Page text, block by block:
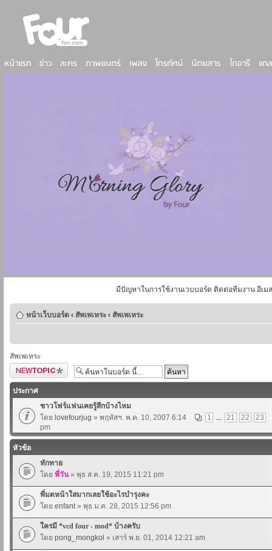
มีปัญหาในการใช้งานเวบบอร์ด ติดต่อทีมงาน อีเม
หน้าเว็บบอร์ด ‹ สัพเพเหระ ‹ สัพเพเหระ
สัพเพเหระ
ตั้งกระทู้ใหม่
ประกาศ
ชาวโฟร์แฟนเคยรู้สึกบ้างไหม
1
... 21 22 23
โดย lovefourjug » พฤหัสฯ. พ.ค. 10, 2007 6:14
pm
หัวข้อ
ทักทาย
โดย พี่วัน» พุธ ส.ค. 19, 2015 11:21 pm
พี่มดหน้าใสมากเลยใช้อะไรบำรุงคะ
โดย enfant» พุธ ม.ค. 28, 2015 12:56 pm
ใครมี *vcd four - mod* บ้างครับ
โดย pong_mongkol » เสาร์ พ.ย. 01, 2014 12:21 am